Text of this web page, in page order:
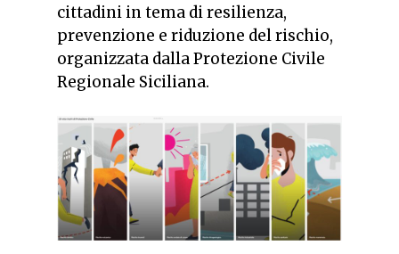
cittadini in tema di resilienza,
prevenzione e riduzione del rischio,
organizzata dalla Protezione Civile
Regionale Siciliana.